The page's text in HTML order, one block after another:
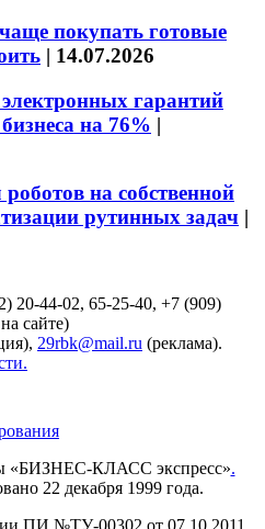
покупать готовые
| 14.07.2026
гарантий
на 76% |
на собственной
рутинных задач |
20-44-02, 65-25-40, +7 (909)
сайте)
29rbk@mail.ru (реклама).
«БИЗНЕС-КЛАСС экспресс».
22 декабря 1999 года.
ПИ №ТУ-00302 от 07.10.2011